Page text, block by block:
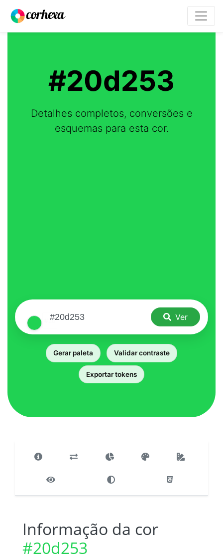
#20d253
Detalhes completos, conversões e
esquemas para esta cor.
Ver
Gerar paleta Validar contraste
Exportar tokens
Informação da cor
#20d253